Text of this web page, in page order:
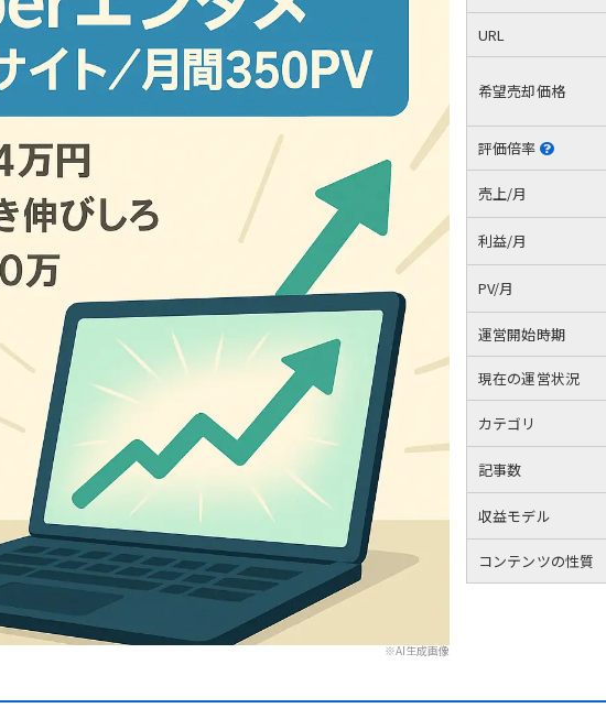
※AI生成画像
URL
希望売却価格
評価倍率
売上/月
利益/月
PV/月
運営開始時期
現在の運営状況
カテゴリ
記事数
収益モデル
コンテンツの性質